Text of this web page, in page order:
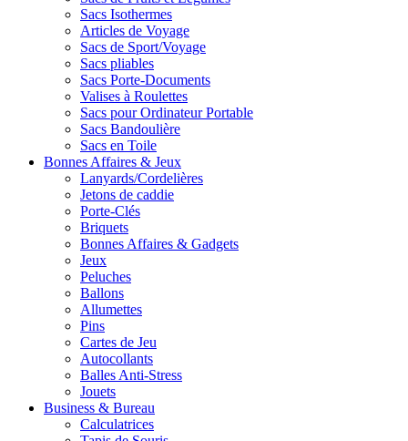
Sacs Isothermes
Articles de Voyage
Sacs de Sport/Voyage
Sacs pliables
Sacs Porte-Documents
Valises à Roulettes
Sacs pour Ordinateur Portable
Sacs Bandoulière
Sacs en Toile
Bonnes Affaires & Jeux
Lanyards/Cordelières
Jetons de caddie
Porte-Clés
Briquets
Bonnes Affaires & Gadgets
Jeux
Peluches
Ballons
Allumettes
Pins
Cartes de Jeu
Autocollants
Balles Anti-Stress
Jouets
Business & Bureau
Calculatrices